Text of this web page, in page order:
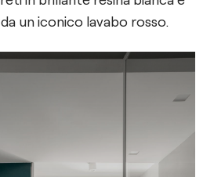
un iconico lavabo rosso.